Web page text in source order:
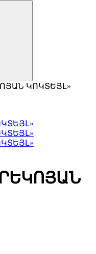
ԿՈԿՏԵՅԼ»